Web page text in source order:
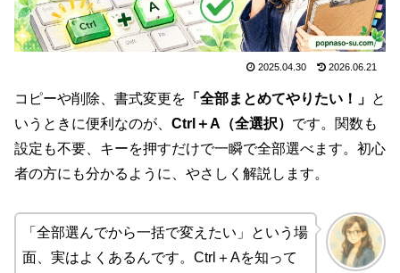
2025.04.30 2026.06.21
コピーや削除、書式変更を 「全部まとめてやりたい！」 と
いうときに便利なのが、 Ctrl＋A（全選択） です。関数も
設定も不要、キーを押すだけで一瞬で全部選べます。初心
者の方にも分かるように、やさしく解説します。
「全部選んでから一括で変えたい」という場
面、実はよくあるんです。Ctrl＋Aを知って